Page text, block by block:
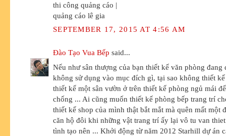
thi công quảng cáo |
quảng cáo lê gia
SEPTEMBER 17, 2015 AT 4:56 AM
Đào Tạo Vua Bếp said...
Nếu như sân thượng của bạn thiết kế văn phòng đang
không sử dụng vào mục đích gì, tại sao không thiết
thiết kế một sân vườn ở trên thiết kế phòng ngủ mái
chống ... Ai cũng muốn thiết kế phòng bếp trang trí
thiết kế shop của mình thật bắt mắt mà quên mất một
căn hộ đôi khi những vật trang trí ấy lại vô tu van
tình tạo nên ... Khởi động từ năm 2012 Starhill dự án